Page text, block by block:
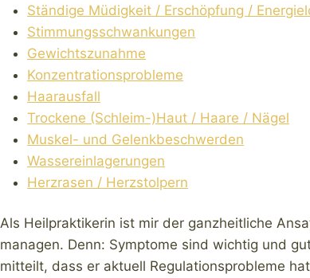
Ständige Müdigkeit / Erschöpfung /
Stimmungsschwankungen
Gewichtszunahme
Konzentrationsprobleme
Haarausfall
Trockene (Schleim-)Haut / Haare / Nägel
Muskel- und Gelenkbeschwerden
Wassereinlagerungen
Herzrasen / Herzstolpern
Als Heilpraktikerin ist mir der ganzheitliche
managen. Denn: Symptome sind wichtig und
mitteilt, dass er aktuell Regulationsprobleme